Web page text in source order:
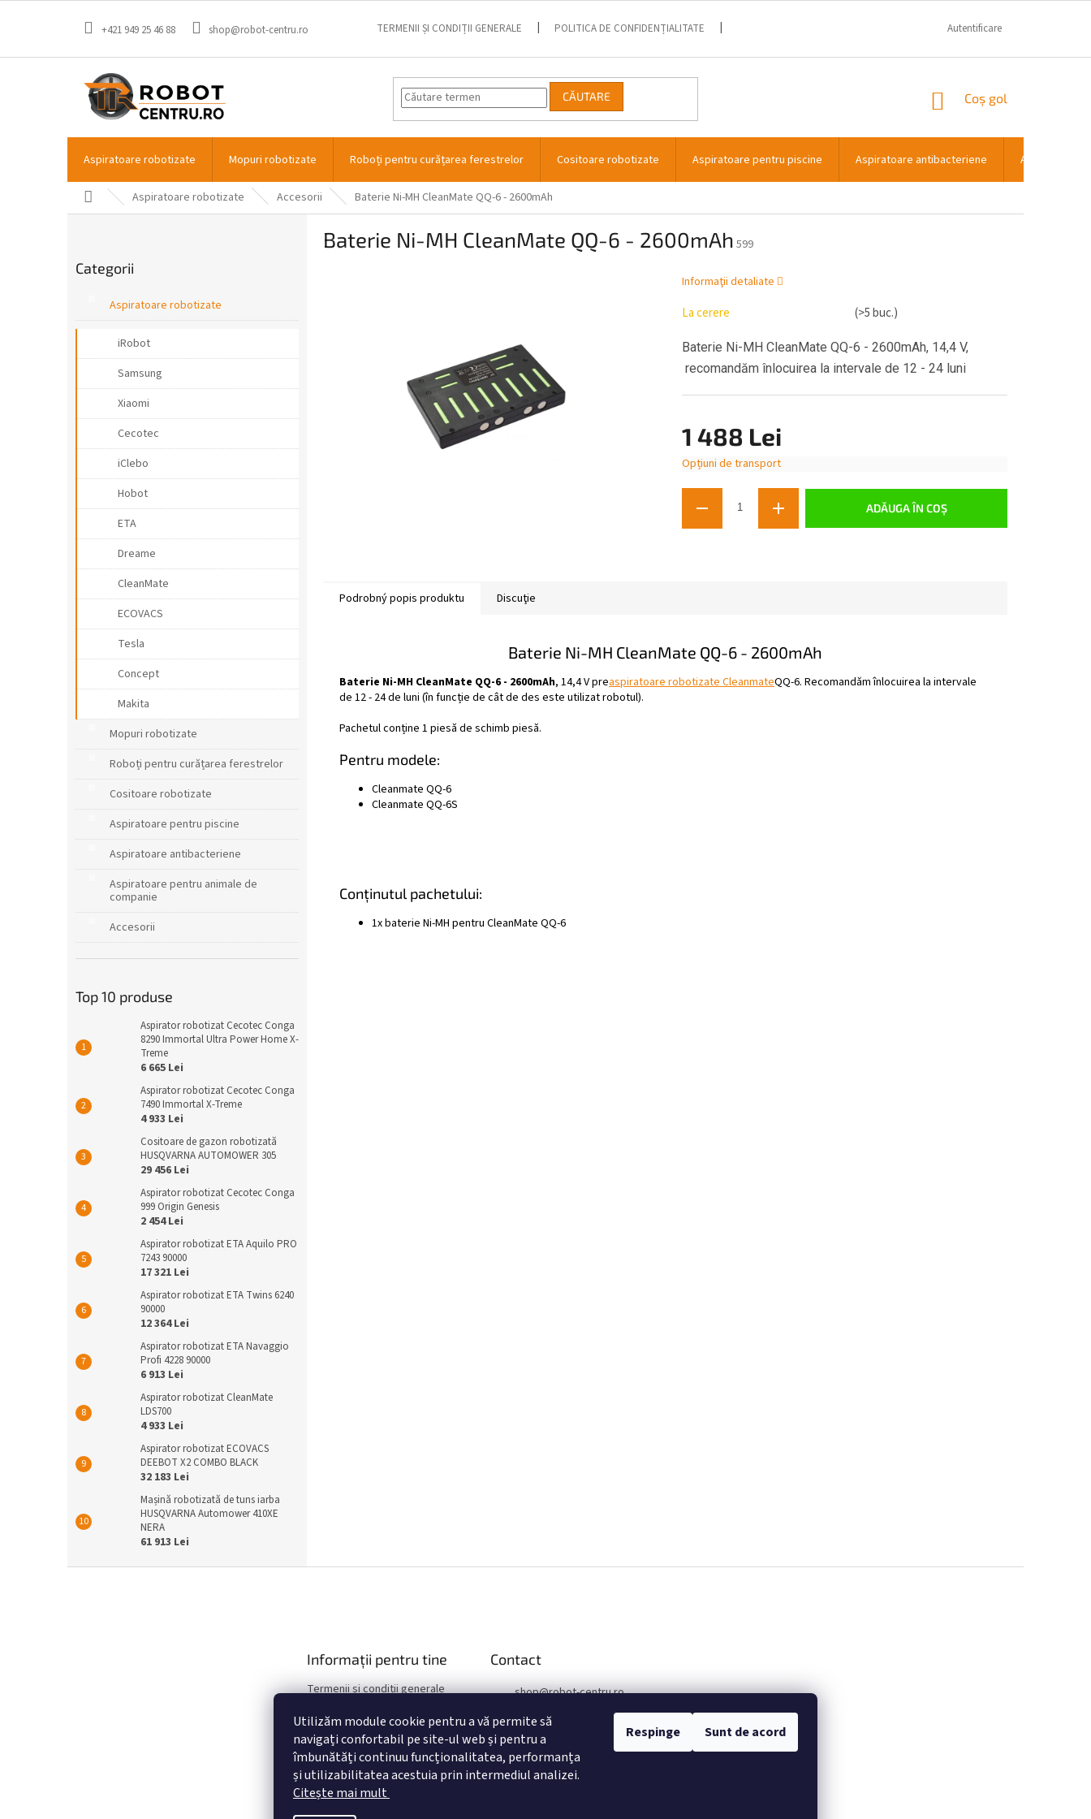
Utilizăm module cookie pentru a vă permite să
navigați confortabil pe site-ul web și pentru a
îmbunătăți continuu funcționalitatea, performanța
și utilizabilitatea acestuia prin intermediul analizei.
Citește mai mult
Respinge Sunt de acord
+421 949 25 46 88 shop@robot-centru.ro TERMENII ȘI CONDIȚII GENERALE POLITICA DE CONFIDENȚIALITATE Autentificare
CĂUTARE
COŞ
CUMPĂRĂTURI
Coş gol
Aspiratoare robotizate Mopuri robotizate Roboți pentru curățarea ferestrelor Cositoare robotizate Aspiratoare pentru piscine Aspiratoare antibacteriene Aspiratoare
Acasă Aspiratoare robotizate Accesorii Baterie Ni-MH CleanMate QQ-6 - 2600mAh
peste
Categorii
Aspiratoare robotizate
iRobot
Samsung
Xiaomi
Cecotec
iClebo
Hobot
ETA
Dreame
CleanMate
ECOVACS
Tesla
Concept
Makita
Mopuri robotizate
Roboți pentru curățarea ferestrelor
Cositoare robotizate
Aspiratoare pentru piscine
Aspiratoare antibacteriene
Aspiratoare pentru animale de
companie
Accesorii
Top 10 produse
Aspirator robotizat Cecotec Conga
8290 Immortal Ultra Power Home X-
Treme
6 665 Lei
Aspirator robotizat Cecotec Conga
7490 Immortal X-Treme
4 933 Lei
Cositoare de gazon robotizată
HUSQVARNA AUTOMOWER 305
29 456 Lei
Aspirator robotizat Cecotec Conga
999 Origin Genesis
2 454 Lei
Aspirator robotizat ETA Aquilo PRO
7243 90000
17 321 Lei
Aspirator robotizat ETA Twins 6240
90000
12 364 Lei
Aspirator robotizat ETA Navaggio
Profi 4228 90000
6 913 Lei
Aspirator robotizat CleanMate
LDS700
4 933 Lei
Aspirator robotizat ECOVACS
DEEBOT X2 COMBO BLACK
32 183 Lei
Mașină robotizată de tuns iarba
HUSQVARNA Automower 410XE
NERA
61 913 Lei
Baterie Ni-MH CleanMate QQ-6 - 2600mAh 599
1 488 Lei
Evaluare
La cerere (>5 buc.)
Opțiuni de transport
ADĂUGA ÎN COŞ
Baterie Ni-MH CleanMate QQ-6 - 2600mAh, 14,4 V,
recomandăm înlocuirea la intervale de 12 - 24 luni
Informaţii detaliate
Podrobný popis produktu Discuţie
Baterie Ni-MH CleanMate QQ-6 - 2600mAh
Baterie Ni-MH CleanMate QQ-6 - 2600mAh, 14,4 V preaspiratoare robotizate CleanmateQQ-6. Recomandăm înlocuirea la intervale
de 12 - 24 de luni (în funcție de cât de des este utilizat robotul).
Pachetul conține 1 piesă de schimb piesă.
Pentru modele:
Cleanmate QQ-6
Cleanmate QQ-6S
Conținutul pachetului:
1x baterie Ni-MH pentru CleanMate QQ-6
Informații pentru tine
Termenii și condiții generale
Garantie si reclamatii
Contact
Contact
shop@robot-centru.ro
+421 949 25 46 88
+421 949 25 46 88
TopRobot.sk